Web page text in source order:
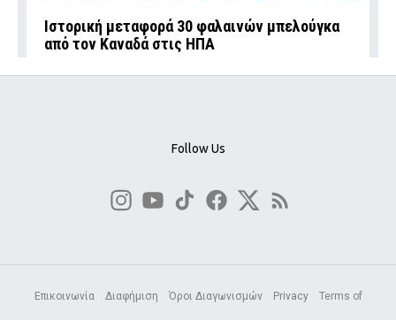
Ιστορική μεταφορά 30 φαλαινών μπελούγκα
από τον Καναδά στις ΗΠΑ
Follow Us
Επικοινωνία Διαφήμιση Όροι Διαγωνισμών Privacy Terms of